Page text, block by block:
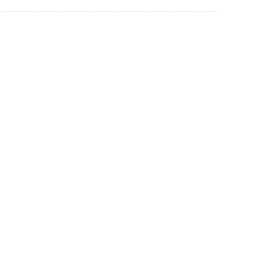
KFZ-Kennzeichen oder auch Einblicke in die
wurde. Außerdem können Sie so den aktuellen